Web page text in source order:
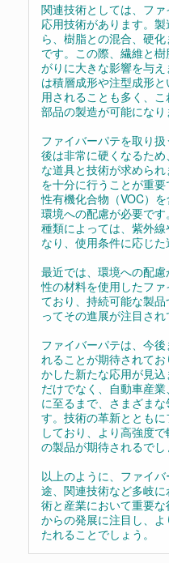
関連技術としては、フ
応用技術があります。
ら、樹脂との混合、硬
です。この際、繊維と
がりに大きな影響を与
は積層成形や注型成形
用されることも多く、
部品の製造が可能になり
ファイバーパテを取り
後は非常に硬くなるた
な道具と技術が求めら
を十分に行うことが重
性有機化合物（VOC）
環境への配慮が必要で
種類によっては、紫外
なり、使用条件に応じた
最近では、環境への配
性の材料を使用したフ
ており、持続可能な製
ってその進展が注目され
ファイバーパテは、今
れることが期待されて
かした新たな応用が見
だけでなく、自動車産
に至るまで、さまざま
す。技術の革新ととも
しており、より高強度
の製品が期待されるでし
以上のように、ファイ
途、関連技術など多岐
術と産業において重要
からの発展に注目し、
たれることでしょう。